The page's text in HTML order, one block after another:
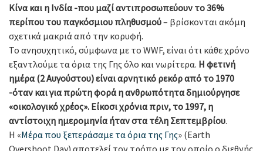
Κίνα και η Ινδία -που μαζί αντιπροσωπεύουν το 36%
περίπου του παγκόσμιου πληθυσμού– βρίσκονται ακόμη
σχετικά μακριά από την κορυφή.
Το ανησυχητικό, σύμφωνα με το WWF, είναι ότι κάθε χρόνο
εξαντλούμε τα όρια της Γης όλο και νωρίτερα. Η φετινή
ημέρα (2 Αυγούστου) είναι αρνητικό ρεκόρ από το 1970
-όταν και για πρώτη φορά η ανθρωπότητα δημιούργησε
«οικολογικό χρέος». Είκοσι χρόνια πριν, το 1997, η
αντίστοιχη ημερομηνία ήταν στα τέλη Σεπτεμβρίου.
Η «Μέρα που ξεπεράσαμε τα όρια της Γης» (Earth
Overshoot Day) αποτελεί τον τρόπο με τον οποίο ο διεθνής